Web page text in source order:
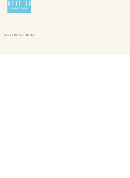
Copyright 2024 Fun wedding Inc.